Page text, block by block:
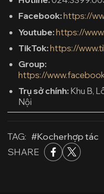
Facebook:https://
Youtube:https://
TikTok:https://
Group:
https://
Trụ sở chính:Khu B,
Nội
TAG: #Kocherhợp tác
SHARE